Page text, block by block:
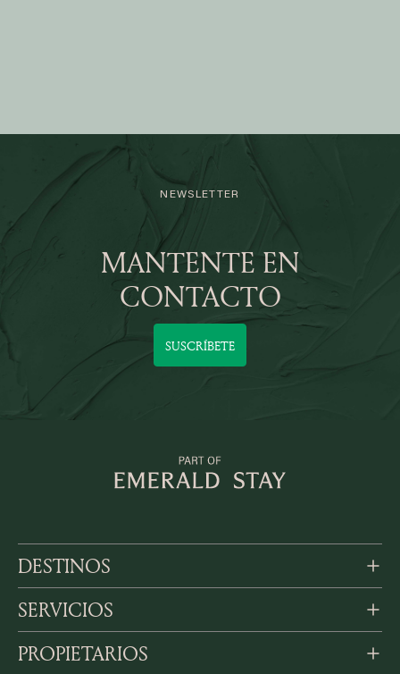
NEWSLETTER
MANTENTE EN
CONTACTO
SUSCRÍBETE
DESTINOS
SERVICIOS
PROPIETARIOS